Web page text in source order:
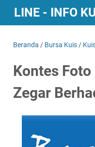
- INFO
Beranda / Bursa Kuis /
Kontes
Zegar